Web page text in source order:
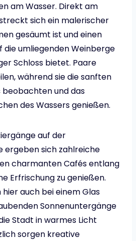
am Wasser. Direkt am
sich ein malerischer
gesäumt ist und einen
die umliegenden Weinberge
Schloss bietet. Paare
während sie die sanften
beobachten und das
des Wassers genießen.
auf der
ergeben sich zahlreiche
charmanten Cafés entlang
Erfrischung zu genießen.
auch bei einem Glas
Sonnenuntergänge
Stadt in warmes Licht
sorgen kreative